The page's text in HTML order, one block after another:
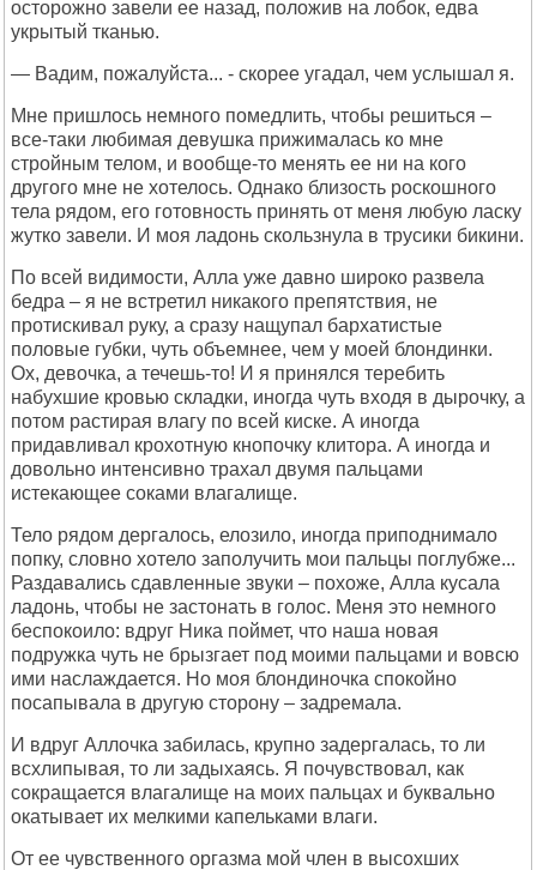
осторожно завели ее назад, положив на лобок, едва
укрытый тканью.
— Вадим, пожалуйста... - скорее угадал, чем услышал я.
Мне пришлось немного помедлить, чтобы решиться –
все-таки любимая девушка прижималась ко мне
стройным телом, и вообще-то менять ее ни на кого
другого мне не хотелось. Однако близость роскошного
тела рядом, его готовность принять от меня любую ласку
жутко завели. И моя ладонь скользнула в трусики бикини.
По всей видимости, Алла уже давно широко развела
бедра – я не встретил никакого препятствия, не
протискивал руку, а сразу нащупал бархатистые
половые губки, чуть объемнее, чем у моей блондинки.
Ох, девочка, а течешь-то! И я принялся теребить
набухшие кровью складки, иногда чуть входя в дырочку, а
потом растирая влагу по всей киске. А иногда
придавливал крохотную кнопочку клитора. А иногда и
довольно интенсивно трахал двумя пальцами
истекающее соками влагалище.
Тело рядом дергалось, елозило, иногда приподнимало
попку, словно хотело заполучить мои пальцы поглубже...
Раздавались сдавленные звуки – похоже, Алла кусала
ладонь, чтобы не застонать в голос. Меня это немного
беспокоило: вдруг Ника поймет, что наша новая
подружка чуть не брызгает под моими пальцами и вовсю
ими наслаждается. Но моя блондиночка спокойно
посапывала в другую сторону – задремала.
И вдруг Аллочка забилась, крупно задергалась, то ли
всхлипывая, то ли задыхаясь. Я почувствовал, как
сокращается влагалище на моих пальцах и буквально
окатывает их мелкими капельками влаги.
От ее чувственного оргазма мой член в высохших